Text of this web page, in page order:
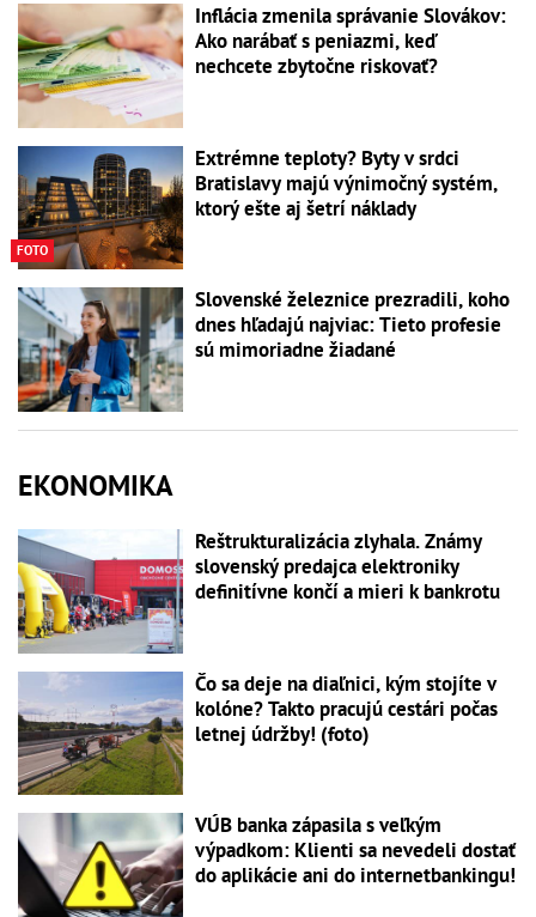
Inflácia zmenila správanie Slovákov:
Ako narábať s peniazmi, keď
nechcete zbytočne riskovať?
FOTO
Extrémne teploty? Byty v srdci
Bratislavy majú výnimočný systém,
ktorý ešte aj šetrí náklady
Slovenské železnice prezradili, koho
dnes hľadajú najviac: Tieto profesie
sú mimoriadne žiadané
EKONOMIKA
Reštrukturalizácia zlyhala. Známy
slovenský predajca elektroniky
definitívne končí a mieri k bankrotu
Čo sa deje na diaľnici, kým stojíte v
kolóne? Takto pracujú cestári počas
letnej údržby! (foto)
VÚB banka zápasila s veľkým
výpadkom: Klienti sa nevedeli dostať
do aplikácie ani do internetbankingu!